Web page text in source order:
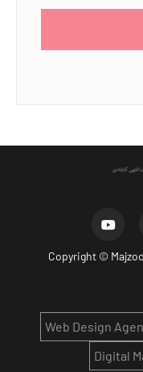
Copyright ©
Web Design
Digital